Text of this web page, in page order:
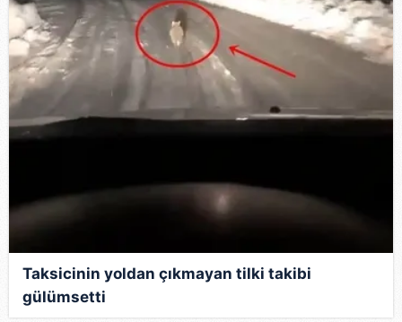
Taksicinin yoldan çıkmayan tilki takibi
gülümsetti